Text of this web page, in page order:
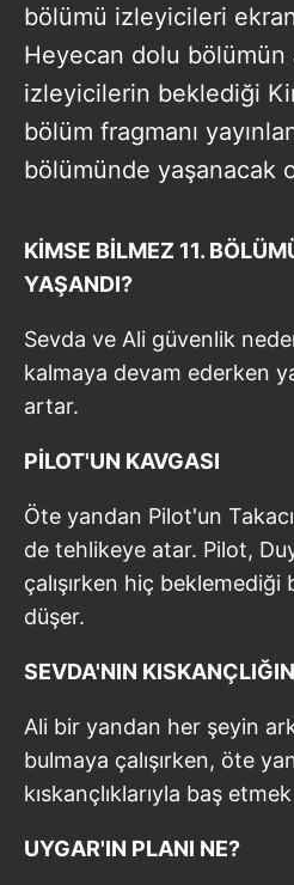
bölümü izleyicileri
Heyecan dolu bölümün
izleyicilerin beklediği
bölüm fragmanı
bölümünde yaşanacak
KİMSE BİLMEZ 11.
YAŞANDI?
Sevda ve Ali güvenlik
kalmaya devam ederken
artar.
PİLOT'UN KAVGASI
Öte yandan Pilot'un
de tehlikeye atar. Pilot,
çalışırken hiç beklemediği
düşer.
SEVDA'NIN
Ali bir yandan her şeyin
bulmaya çalışırken, öte
kıskançlıklarıyla baş
UYGAR'IN PLANI NE?